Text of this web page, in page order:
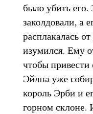
было убить его.
заколдовали, а
расплакалась
изумился. Ему
чтобы
Эйлпа уже
король Эрби и
горном склоне.